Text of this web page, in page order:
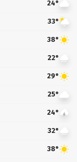
24°
33°
38°
22°
29°
25°
24°
32°
38°